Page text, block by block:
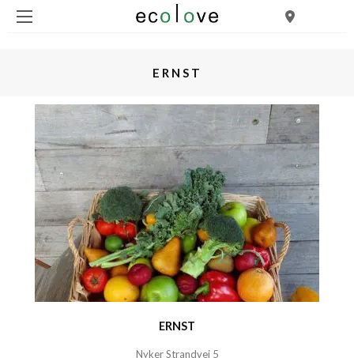
ERNST
ERNST
Nyker Strandvej 5